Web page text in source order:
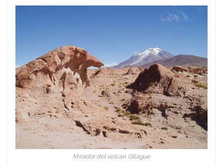
Mirador del volcan Ollague